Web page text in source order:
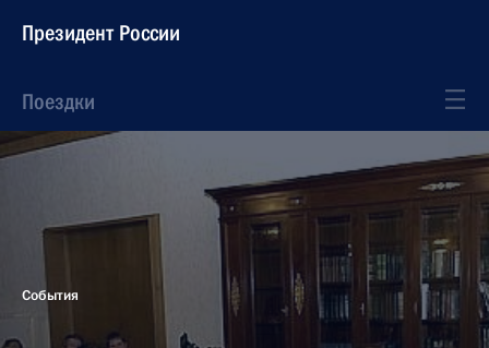
Президент России
Поездки
События